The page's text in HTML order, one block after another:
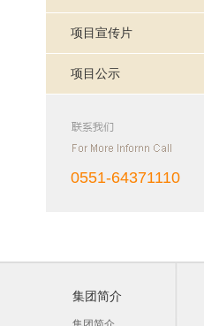
项目宣传片
项目公示
0551-64371110
集团简介